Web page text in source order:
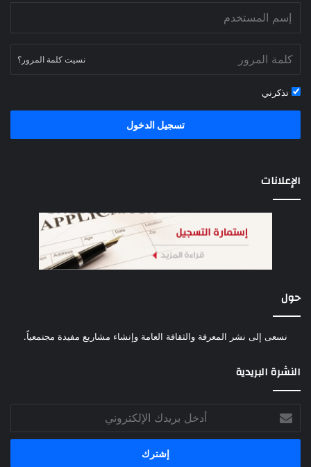
نسيت كلمة المرور؟
تذكرني
تسجيل الدخول
الإعلانات
حول
نسعى إلى نشر المعرفة والثقافة العامة وإنشاء مشاريع مفيدة مجتمعياً.
النشرة البريدية